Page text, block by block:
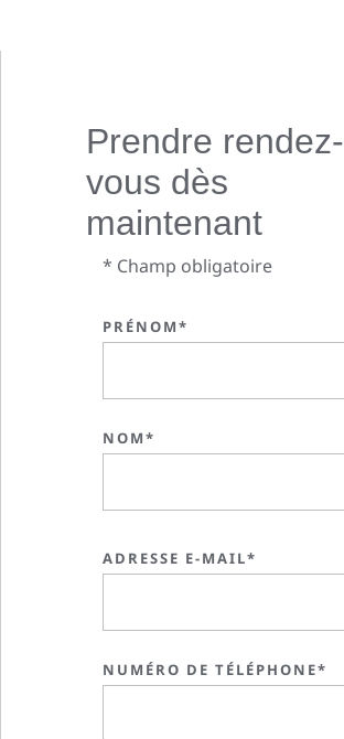
Prendre rendez-
vous dès
maintenant
* Champ obligatoire
PRÉNOM*
NOM*
ADRESSE E-MAIL*
NUMÉRO DE TÉLÉPHONE*